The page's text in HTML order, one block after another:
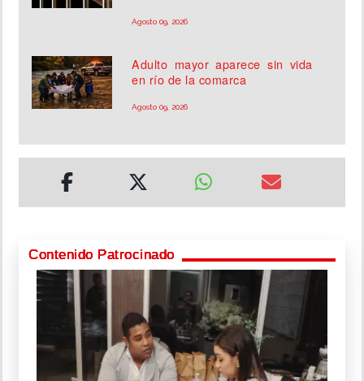
Agosto 09, 2026
Adulto mayor aparece sin vida
en río de la comarca
Agosto 09, 2026
Contenido Patrocinado